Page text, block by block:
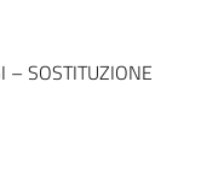
SOSTITUZIONE